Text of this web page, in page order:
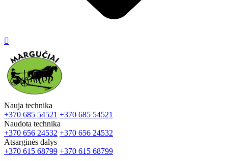

Nauja technika
+370 685 54521 +370 685 54521
Naudota technika
+370 656 24532 +370 656 24532
Atsarginės dalys
+370 615 68799 +370 615 68799